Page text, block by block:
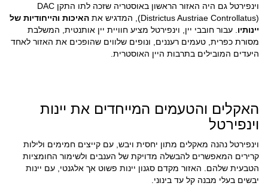
וינפירטל גם היה האזור הראשון באוסטריה שזכה לתו התקן DAC
(Districtus Austriae Controllatus), המדגיש את
האיכות והייחודיות של
יינותיו. עבור חובבי יין, וינפירטל מציע חוויית יין אותנטית, המשלבת
מסורת כפרית, טעמים רעננים, ונופים שלווים שהופכים את האזור לאחד
היעדים המובילים בתרבות היין האוסטרית.
האקלים והטעמים המייחדים את יינות
וינפירטל
וינפירטל נהנה מאקלים מתון יחסית ויבש, עם קייצים חמימים ולילות
קרירים המאפשרים להבשלה מדויקת של הענבים ולשימור החומציות
הטבעית שלהם. האזור מקדם סגנון יינות פשוט אך אלגנטי, עם יינות
יבשים בעלי מבנה קל עד בינוני.